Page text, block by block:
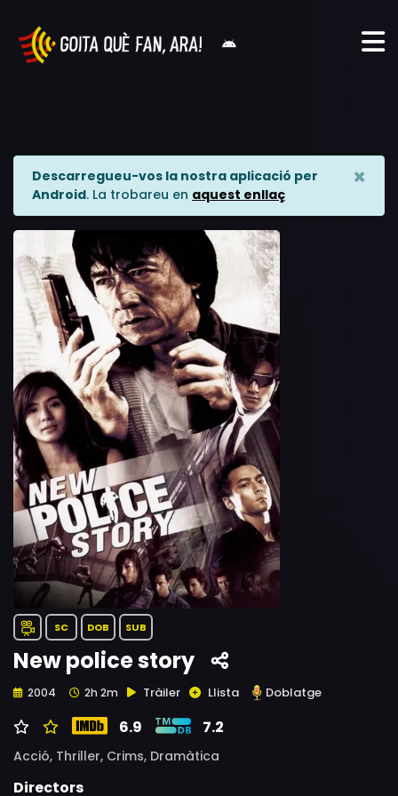
Descarregueu-vos la nostra aplicació per
Android. La trobareu en aquest enllaç
×
SC DOB SUB
New police story
2004 2h 2m Tràiler Llista Doblatge
6.9 7.2
Acció, Thriller, Crims, Dramàtica
Directors